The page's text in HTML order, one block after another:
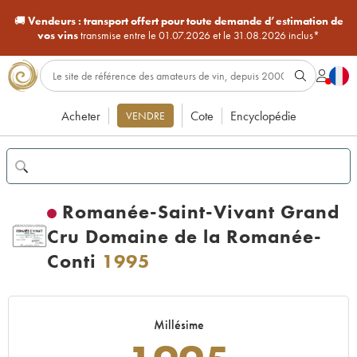
🚚Vendeurs : transport offert pour toute demande d’estimation de
vos vinstransmise entre le 01.07.2026 et le 31.08.2026 inclus*
Acheter VENDRE Cote Encyclopédie
Romanée-Saint-Vivant Grand
Cru Domaine de la Romanée-
Conti 1995
Millésime